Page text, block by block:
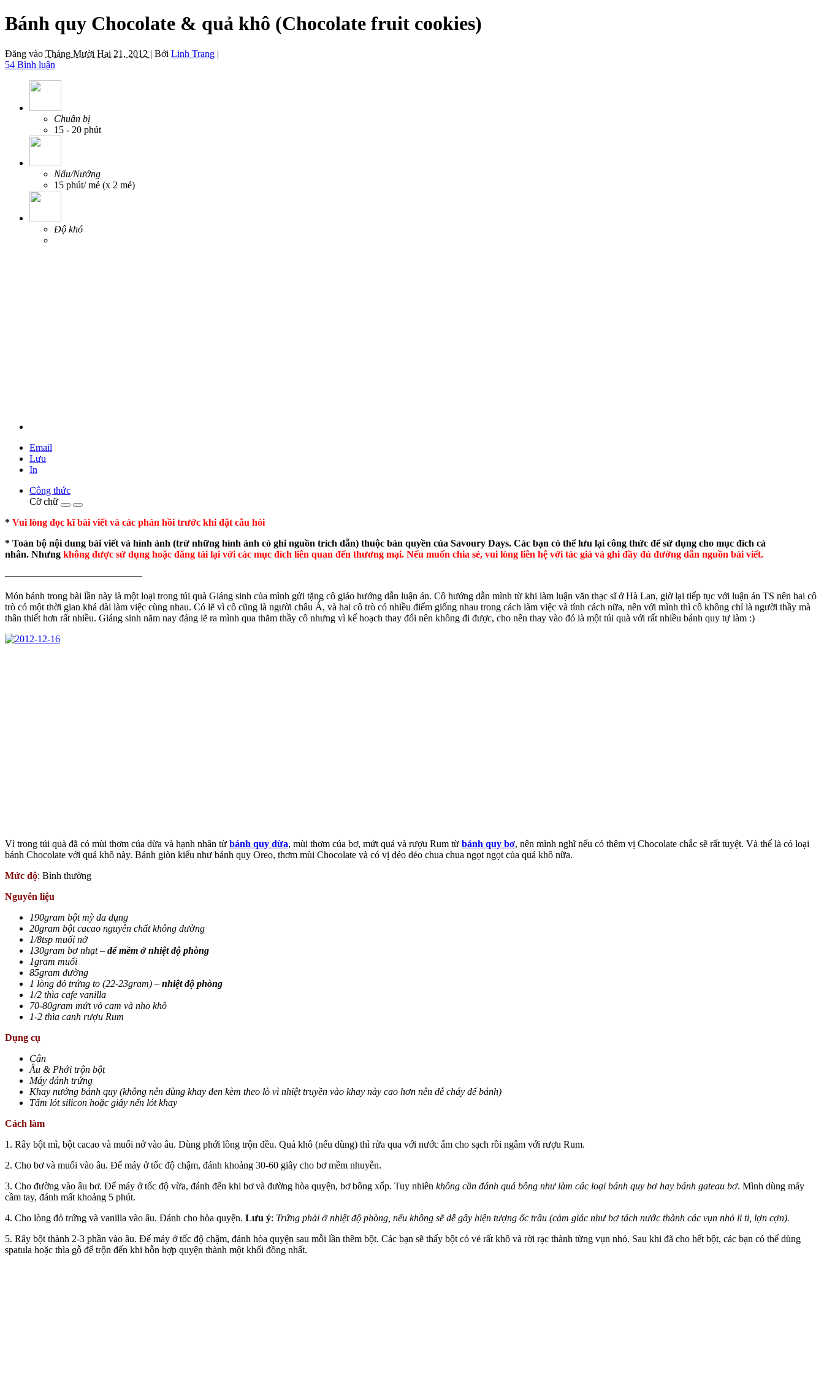
Bánh quy Chocolate & quả khô (Chocolate fruit cookies)
Đăng vào Tháng Mười Hai 21, 2012 | Bởi Linh Trang |
54 Bình luận
Chuẩn bị
15 - 20 phút
Nấu/Nướng
15 phút/ mẻ (x 2 mẻ)
Độ khó
Email
Lưu
In
Công thức
Cỡ chữ
* Vui lòng đọc kĩ bài viết và các phản hồi trước khi đặt câu hỏi
* Toàn bộ nội dung bài viết và hình ảnh (trừ những hình ảnh có ghi nguồn trích dẫn) thuộc bản quyền của Savoury Days. Các bạn có thể lưu lại công thức để sử dụng cho mục đích cá
nhân. Nhưng không được sử dụng hoặc đăng tải lại với các mục đích liên quan đến thương mại. Nếu muốn chia sẻ, vui lòng liên hệ với tác giả và ghi đầy đủ đường dẫn nguồn bài viết.
——————————————
Món bánh trong bài lần này là một loại trong túi quà Giáng sinh của mình gửi tặng cô giáo hướng dẫn luận án. Cô hướng dẫn mình từ khi làm luận văn thạc sĩ ở Hà Lan, giờ lại tiếp tục với luận án TS nên hai cô
trò có một thời gian khá dài làm việc cùng nhau. Có lẽ vì cô cũng là người châu Á, và hai cô trò có nhiều điểm giống nhau trong cách làm việc và tính cách nữa, nên với mình thì cô không chỉ là người thầy mà
thân thiết hơn rất nhiều. Giáng sinh năm nay đáng lẽ ra mình qua thăm thầy cô nhưng vì kế hoạch thay đổi nên không đi được, cho nên thay vào đó là một túi quà với rất nhiều bánh quy tự làm :)
Vì trong túi quà đã có mùi thơm của dừa và hạnh nhân từ bánh quy dừa, mùi thơm của bơ, mứt quả và rượu Rum từ bánh quy bơ, nên mình nghĩ nếu có thêm vị Chocolate chắc sẽ rất tuyệt. Và thế là có loại
bánh Chocolate với quả khô này. Bánh giòn kiểu như bánh quy Oreo, thơm mùi Chocolate và có vị dẻo dẻo chua chua ngọt ngọt của quả khô nữa.
Mức độ: Bình thường
Nguyên liệu
190gram bột mỳ đa dụng
20gram bột cacao nguyên chất không đường
1/8tsp muối nở
130gram bơ nhạt – để mềm ở nhiệt độ phòng
1gram muối
85gram đường
1 lòng đỏ trứng to (22-23gram) – nhiệt độ phòng
1/2 thìa cafe vanilla
70-80gram mứt vỏ cam và nho khô
1-2 thìa canh rượu Rum
Dụng cụ
Cân
Âu & Phới trộn bột
Máy đánh trứng
Khay nướng bánh quy (không nên dùng khay đen kèm theo lò vì nhiệt truyền vào khay này cao hơn nên dễ cháy đế bánh)
Tấm lót silicon hoặc giấy nến lót khay
Cách làm
1. Rây bột mì, bột cacao và muối nở vào âu. Dùng phới lồng trộn đều. Quả khô (nếu dùng) thì rửa qua với nước ấm cho sạch rồi ngâm với rượu Rum.
2. Cho bơ và muối vào âu. Để máy ở tốc độ chậm, đánh khoảng 30-60 giây cho bơ mềm nhuyễn.
3. Cho đường vào âu bơ. Để máy ở tốc độ vừa, đánh đến khi bơ và đường hòa quyện, bơ bông xốp. Tuy nhiên không cần đánh quá bông như làm các loại bánh quy bơ hay bánh gateau bơ. Mình dùng máy
cầm tay, đánh mất khoảng 5 phút.
4. Cho lòng đỏ trứng và vanilla vào âu. Đánh cho hòa quyện. Lưu ý: Trứng phải ở nhiệt độ phòng, nếu không sẽ dễ gây hiện tượng ốc trâu (cảm giác như bơ tách nước thành các vụn nhỏ li ti, lợn cợn).
5. Rây bột thành 2-3 phần vào âu. Để máy ở tốc độ chậm, đánh hòa quyện sau mỗi lần thêm bột. Các bạn sẽ thấy bột có vẻ rất khô và rời rạc thành từng vụn nhỏ. Sau khi đã cho hết bột, các bạn có thể dùng
spatula hoặc thìa gỗ để trộn đến khi hỗn hợp quyện thành một khối đồng nhất.